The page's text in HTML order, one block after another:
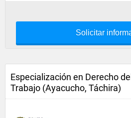
Solicitar
Especialización en Derecho del
Trabajo (Ayacucho, Táchira)